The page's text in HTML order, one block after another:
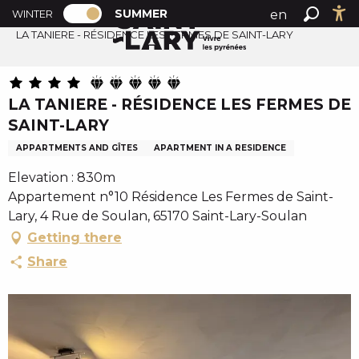
A
l
r
a
u
c
n
t
e
n
u
n
PAGE D’ACCUEIL ACTUELLE ÉTÉ : PASSER EN MODE
WINTER PAGE D’ACCUEIL ACTUELLE ÉTÉ :
SUMMER
en
Search
Summer home
LA TANIERE - RÉSIDENCE LES FERMES DE SAINT-LARY
LA TANIERE - RÉSIDENCE LES FERMES DE
SAINT-LARY
APPARTMENTS AND GÎTES APARTMENT IN A RESIDENCE
Elevation : 830m
Appartement n°10 Résidence Les Fermes de Saint-
Lary, 4 Rue de Soulan, 65170 Saint-Lary-Soulan
Getting there
Share